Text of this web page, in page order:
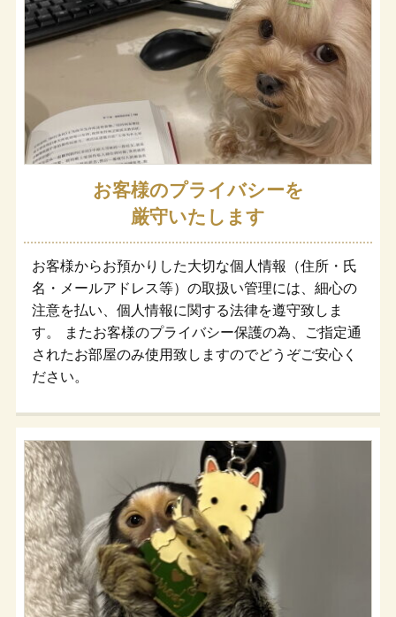
お客様のプライバシーを
厳守いたします
お客様からお預かりした大切な個人情報（住所・氏
名・メールアドレス等）の取扱い管理には、細心の
注意を払い、個人情報に関する法律を遵守致しま
す。 またお客様のプライバシー保護の為、ご指定通
されたお部屋のみ使用致しますのでどうぞご安心く
ださい。